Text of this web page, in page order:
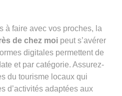
à faire avec vos proches, la
de chez moi peut s’avérer
digitales permettent de
et par catégorie. Assurez-
du tourisme locaux qui
d’activités adaptées aux